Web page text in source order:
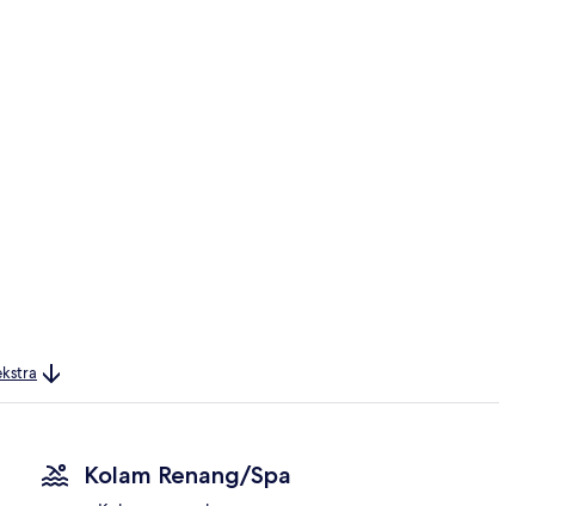
Kolam Renang/Spa